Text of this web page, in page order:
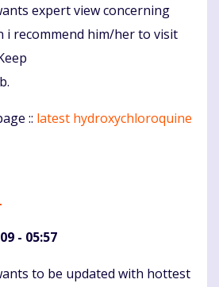
expert view concerning
i recommend him/her to visit
:: latest hydroxychloroquine
- 05:57
to be updated with hottest